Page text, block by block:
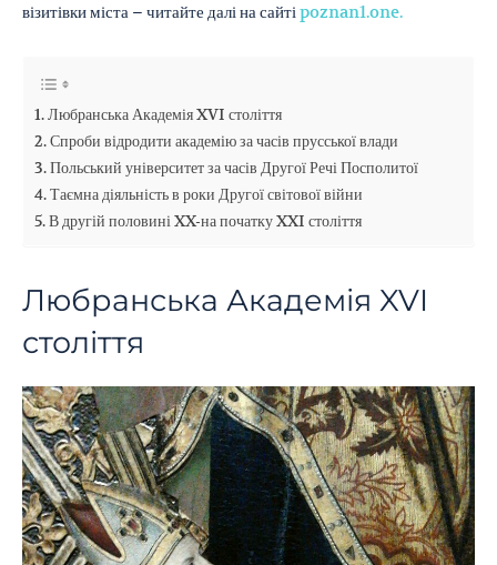
візитівки міста – читайте далі на сайтіpoznan1.one.
Любранська Академія XVI століття
Спроби відродити академію за часів прусської влади
Польський університет за часів Другої Речі Посполитої
Таємна діяльність в роки Другої світової війни
В другій половині XX-на початку XXI століття
Любранська Академія XVI
століття